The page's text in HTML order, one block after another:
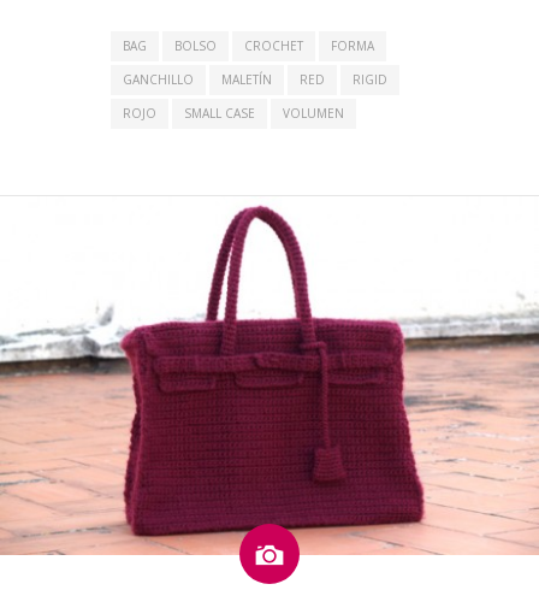
BAG BOLSO CROCHET
FORMA
GANCHILLO
MALETÍN RED
RIGID
ROJO
SMALL CASE VOLUMEN
Imagen